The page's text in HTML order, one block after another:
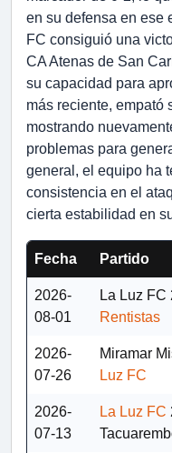
en su defensa en ese
FC consiguió una
CA Atenas de San
su capacidad para
más reciente, empató
mostrando
problemas para
general, el equipo ha
consistencia en el
cierta estabilidad en
Fecha Partido
2026-
08-01
La Luz FC
Rentistas
2026-
07-26
Miramar
Luz FC
2026-
07-13
La Luz FC